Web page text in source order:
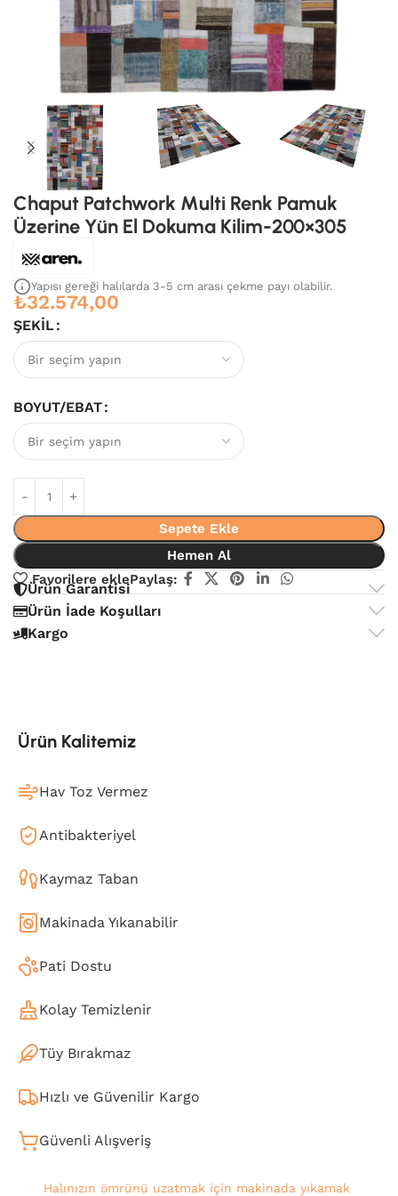
Chaput Patchwork Multi Renk Pamuk
Üzerine Yün El Dokuma Kilim-200×305
Yapısı gereği halılarda 3-5 cm arası çekme payı olabilir.
₺32.574,00
ŞEKIL
BOYUT/EBAT
Sepete Ekle
Hemen Al
Favorilere eklePaylaş:
Ürün Garantisi
Ürün İade Koşulları
Kargo
Ürün Kalitemiz
Hav Toz Vermez
Antibakteriyel
Kaymaz Taban
Makinada Yıkanabilir
Pati Dostu
Kolay Temizlenir
Tüy Bırakmaz
Hızlı ve Güvenilir Kargo
Güvenli Alışveriş
Halınızın ömrünü uzatmak için makinada yıkamak